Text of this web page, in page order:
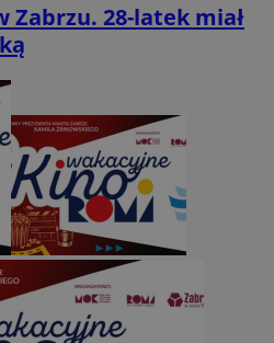
Zabrzu. 28-latek miał